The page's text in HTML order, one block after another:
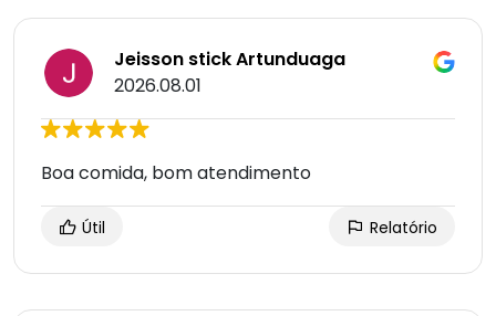
Jeisson stick Artunduaga
2026.08.01
Boa comida, bom atendimento
Útil Relatório